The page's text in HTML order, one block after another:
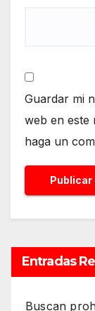
Guardar mi
web en este
haga un
Entradas
Buscan